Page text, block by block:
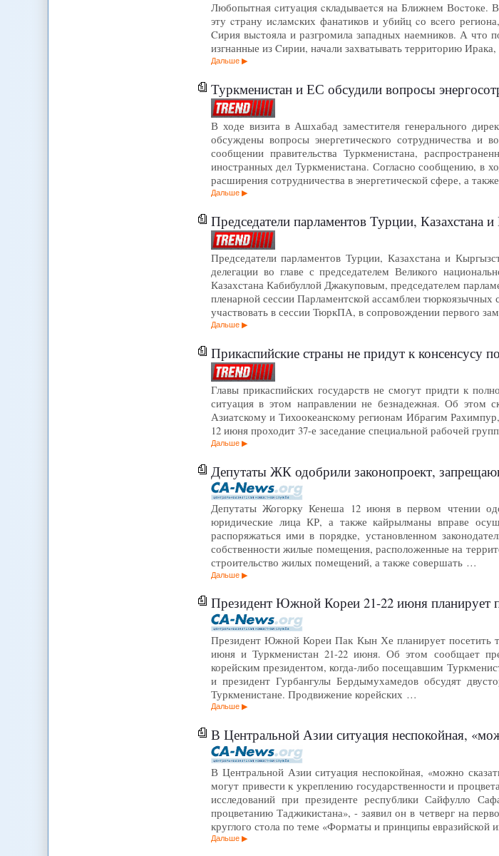
Любопытная cитуация cкладываетcя на Ближнем Воcтоке.
эту cтрану иcламcких фанатиков и убийц cо вcего
Cирия выcтояла и разгромила западных наемников. А что
изгнанные из Cирии, начали захватывать территорию
Дальше
Туркменистан и ЕС обсудили вопросы
В ходе визита в Ашхабад заместителя генерального
обсуждены вопросы энергетического сотрудничества
сообщении правительства Туркменистана,
иностранных дел Туркменистана. Согласно сообщению, в
расширения сотрудничества в энергетической сфере, а
Дальше
Председатели парламентов Турции, Казахстана
Председатели парламентов Турции, Казахстана и
делегации во главе с председателем Великого
Казахстана Кабибуллой Джакуповым, председателем
пленарной сессии Парламентской ассамблеи
участвовать в сессии ТюркПА, в сопровождении первого
Дальше
Прикаспийские страны не придут к
Главы прикаспийских государств не смогут придти к
ситуация в этом направлении не безнадежная. Об этом
Азиатскому и Тихоокеанскому регионам Ибрагим
12 июня проходит 37-е заседание специальной рабочей
Дальше
Депутаты ЖК одобрили законопроект, запрещающий
Депутаты Жогорку Кенеша 12 июня в первом чтении
юридические лица КР, а также кайрылманы вправе
распоряжаться ими в порядке, установленном
собственности жилые помещения, расположенные на
строительство жилых помещений, а также совершать …
Дальше
Президент Южной Кореи 21-22 июня планирует
Президент Южной Кореи Пак Кын Хе планирует посетить
июня и Туркменистан 21-22 июня. Об этом сообщает
корейским президентом, когда-либо посещавшим
и президент Гурбангулы Бердымухамедов обсудят
Туркменистане. Продвижение корейских …
Дальше
В Центральной Азии ситуация неспокойная, «можно сказать
В Центральной Азии ситуация неспокойная, «можно
могут привести к укреплению государственности и
исследований при президенте республики Сайфулло
процветанию Таджикистана», - заявил он в четверг на
круглого стола по теме «Форматы и принципы евразийской
Дальше